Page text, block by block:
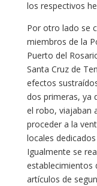
los respectivos
Por otro lado se
miembros de la
Puerto del
Santa Cruz de
efectos
dos primeras, ya
el robo, viajaban
proceder a la
locales
Igualmente se
establecimientos
artículos de